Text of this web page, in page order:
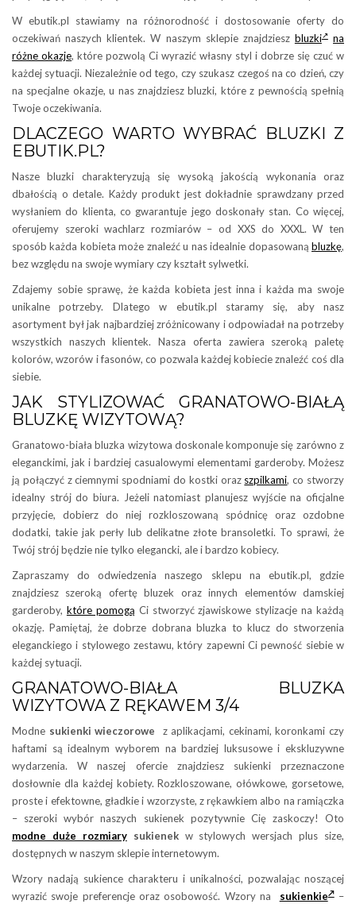
W ebutik.pl stawiamy na różnorodność i dostosowanie oferty do
oczekiwań naszych klientek. W naszym sklepie znajdziesz bluzki
na
różne okazje, które pozwolą Ci wyrazić własny styl i dobrze się czuć w
każdej sytuacji. Niezależnie od tego, czy szukasz czegoś na co dzień, czy
na specjalne okazje, u nas znajdziesz bluzki, które z pewnością spełnią
Twoje oczekiwania.
DLACZEGO WARTO WYBRAĆ BLUZKI Z
EBUTIK.PL?
Nasze bluzki charakteryzują się wysoką jakością wykonania oraz
dbałością o detale. Każdy produkt jest dokładnie sprawdzany przed
wysłaniem do klienta, co gwarantuje jego doskonały stan. Co więcej,
oferujemy szeroki wachlarz rozmiarów – od XXS do XXXL. W ten
sposób każda kobieta może znaleźć u nas idealnie dopasowaną bluzkę,
bez względu na swoje wymiary czy kształt sylwetki.
Zdajemy sobie sprawę, że każda kobieta jest inna i każda ma swoje
unikalne potrzeby. Dlatego w ebutik.pl staramy się, aby nasz
asortyment był jak najbardziej zróżnicowany i odpowiadał na potrzeby
wszystkich naszych klientek. Nasza oferta zawiera szeroką paletę
kolorów, wzorów i fasonów, co pozwala każdej kobiecie znaleźć coś dla
siebie.
JAK STYLIZOWAĆ GRANATOWO-BIAŁĄ
BLUZKĘ WIZYTOWĄ?
Granatowo-biała bluzka wizytowa doskonale komponuje się zarówno z
eleganckimi, jak i bardziej casualowymi elementami garderoby. Możesz
ją połączyć z ciemnymi spodniami do kostki oraz szpilkami, co stworzy
idealny strój do biura. Jeżeli natomiast planujesz wyjście na oficjalne
przyjęcie, dobierz do niej rozkloszowaną spódnicę oraz ozdobne
dodatki, takie jak perły lub delikatne złote bransoletki. To sprawi, że
Twój strój będzie nie tylko elegancki, ale i bardzo kobiecy.
Zapraszamy do odwiedzenia naszego sklepu na ebutik.pl, gdzie
znajdziesz szeroką ofertę bluzek oraz innych elementów damskiej
garderoby, które pomogą Ci stworzyć zjawiskowe stylizacje na każdą
okazję. Pamiętaj, że dobrze dobrana bluzka to klucz do stworzenia
eleganckiego i stylowego zestawu, który zapewni Ci pewność siebie w
każdej sytuacji.
GRANATOWO-BIAŁA BLUZKA
WIZYTOWA Z RĘKAWEM 3/4
Modne sukienki wieczorowe z aplikacjami, cekinami, koronkami czy
haftami są idealnym wyborem na bardziej luksusowe i ekskluzywne
wydarzenia. W naszej ofercie znajdziesz sukienki przeznaczone
dosłownie dla każdej kobiety. Rozkloszowane, ołówkowe, gorsetowe,
proste i efektowne, gładkie i wzorzyste, z rękawkiem albo na ramiączka
– szeroki wybór naszych sukienek pozytywnie Cię zaskoczy! Oto
modne duże rozmiarysukienekw stylowych wersjach plus size,
dostępnych w naszym sklepie internetowym.
Wzory nadają sukience charakteru i unikalności, pozwalając noszącej
wyrazić swoje preferencje oraz osobowość. Wzory na sukienkie
–